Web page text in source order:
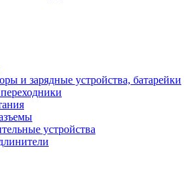
и зарядные устройства, батарейки
устройства